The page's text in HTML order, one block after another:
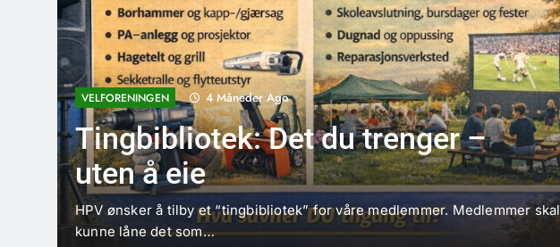
VELFORENINGEN 4 Måneder Ago
Tingbibliotek: Det du trenger –
uten å eie
HPV ønsker å tilby et “tingbibliotek” for våre medlemmer. Medlemmer skal
kunne låne det som…